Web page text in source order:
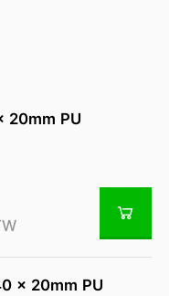
20mm PU
x 20mm PU